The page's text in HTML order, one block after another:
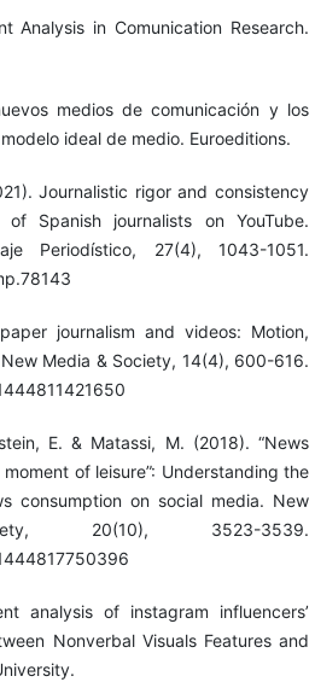
Analysis in Comunication Research.
medios de comunicación y los
ideal de medio. Euroeditions.
Journalistic rigor and consistency
Spanish journalists on YouTube.
Periodístico, 27(4), 1043-1051.
journalism and videos: Motion,
Media & Society, 14(4), 600-616.
E. & Matassi, M. (2018). “News
of leisure”: Understanding the
consumption on social media. New
20(10), 3523-3539.
analysis of instagram influencers’
Nonverbal Visuals Features and